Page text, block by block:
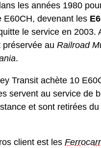
les années 1980
E60CH, devenant les
le service en 2003.
préservée au Railroad
.
Transit achète 10
servent au service de
et sont retirées
client est les